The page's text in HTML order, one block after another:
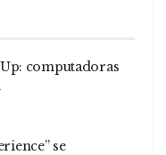
computadoras
se